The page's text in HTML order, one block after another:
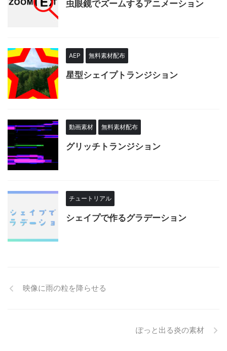
虫眼鏡でズームするアニメーション
AEP 無料素材配布
星型シェイプトランジション
動画素材 無料素材配布
グリッチトランジション
チュートリアル
シェイプで作るグラデーション
映像に雨の粒を降らせる
ぽっと出る炎の素材